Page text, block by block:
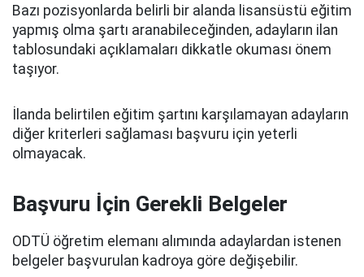
Bazı pozisyonlarda belirli bir alanda lisansüstü eğitim
yapmış olma şartı aranabileceğinden, adayların ilan
tablosundaki açıklamaları dikkatle okuması önem
taşıyor.
İlanda belirtilen eğitim şartını karşılamayan adayların
diğer kriterleri sağlaması başvuru için yeterli
olmayacak.
Başvuru İçin Gerekli Belgeler
ODTÜ öğretim elemanı alımında adaylardan istenen
belgeler başvurulan kadroya göre değişebilir.